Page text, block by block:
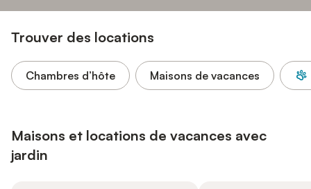
Trouver des locations
Chambres d’hôte Maisons de vacances
Maisons et locations de vacances avec
jardin